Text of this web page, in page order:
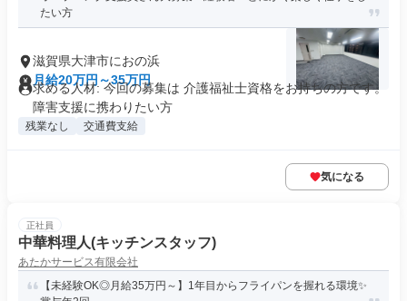
たい方
滋賀県大津市におの浜
月給20万円～35万円
求める人材: 今回の募集は 介護福祉士資格をお持ちの方です。
障害支援に携わりたい方
残業なし 交通費支給
気になる
正社員
中華料理人(キッチンスタッフ)
あたかサービス有限会社
【未経験OK◎月給35万円～】1年目からフライパンを握れる環境✨